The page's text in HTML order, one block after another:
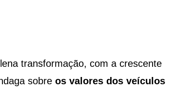
transformação, com a crescente
sobre os valores dos veículos